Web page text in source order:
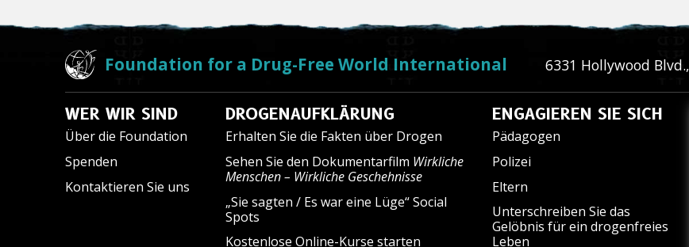
Foundation for a Drug-Free World International 6331 Hollywood
WER WIR SIND
Über die Foundation
Spenden
Kontaktieren Sie uns
DROGENAUFKLÄRUNG
Erhalten Sie die Fakten über Drogen
Sehen Sie den Dokumentarfilm Wirkliche
Menschen – Wirkliche Geschehnisse
„Sie sagten / Es war eine Lüge“ Social
Spots
Kostenlose Online-Kurse starten
ENGAGIEREN SIE SICH
Pädagogen
Polizei
Eltern
Unterschreiben Sie das
Gelöbnis für ein drogenfreies
Leben